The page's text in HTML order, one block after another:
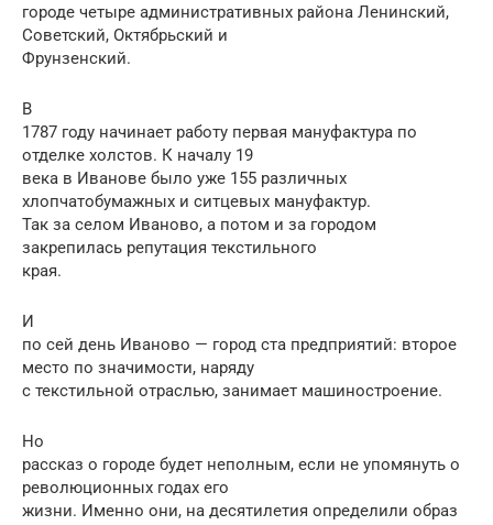
городе четыре административных района Ленинский,
Советский, Октябрьский и
Фрунзенский.
В
1787 году начинает работу первая мануфактура по
отделке холстов. К началу 19
века в Иванове было уже 155 различных
хлопчатобумажных и ситцевых мануфактур.
Так за селом Иваново, а потом и за городом
закрепилась репутация текстильного
края.
И
по сей день Иваново — город ста предприятий: второе
место по значимости, наряду
с текстильной отраслью, занимает машиностроение.
Но
рассказ о городе будет неполным, если не упомянуть о
революционных годах его
жизни. Именно они, на десятилетия определили образ